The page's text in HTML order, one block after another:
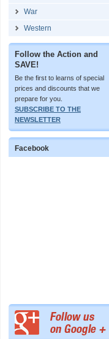
War
Western
Follow the Action and
SAVE!
Be the first to learns of special
prices and discounts that we
prepare for you.
SUBSCRIBE TO THE
NEWSLETTER
Facebook